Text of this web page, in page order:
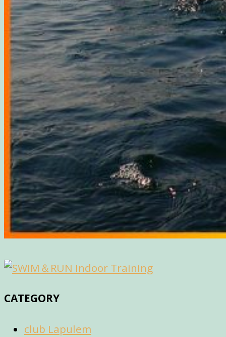
CATEGORY
club Lapulem